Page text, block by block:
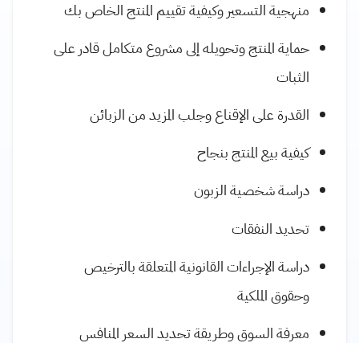
منهجية التسعير وكيفية تقييم المنتج الخاص بك
حماية المنتج وتحويله إلى مشروع متكامل قادر على
الثبات
القدرة على الإقناع وجلب المزيد من الزبائن
كيفية بيع المنتج بنجاح
دراسة شخصية الزبون
تحديد النفقات
دراسة الإجراءات القانونية المتعلقة بالترخيص
وحقوق الملكية
معرفة السوق وطريقة تحديد السعر المنافس